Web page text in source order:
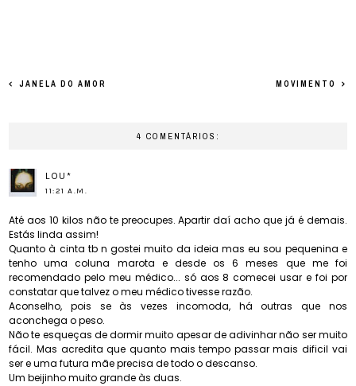
JANELA DO AMOR MOVIMENTO
4 COMENTÁRIOS:
LOU*
11:21 A.M.
Até aos 10 kilos não te preocupes. Apartir daí acho que já é demais.
Estás linda assim!
Quanto à cinta tb n gostei muito da ideia mas eu sou pequenina e
tenho uma coluna marota e desde os 6 meses que me foi
recomendado pelo meu médico... só aos 8 comecei usar e foi por
constatar que talvez o meu médico tivesse razão.
Aconselho, pois se às vezes incomoda, há outras que nos
aconchega o peso.
Não te esqueças de dormir muito apesar de adivinhar não ser muito
fácil. Mas acredita que quanto mais tempo passar mais dificil vai
ser e uma futura mãe precisa de todo o descanso.
Um beijinho muito grande às duas.